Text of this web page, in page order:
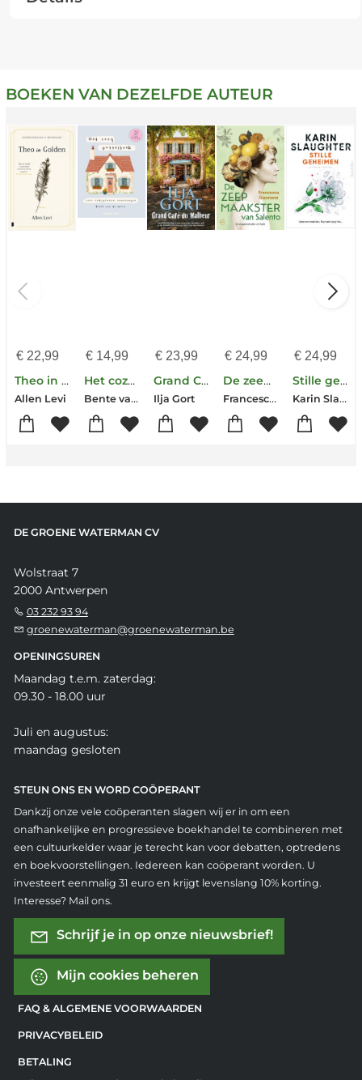
BOEKEN VAN DEZELFDE AUTEUR
€22,99
Theo in Golden
Allen Levi
€14,99
Het cozy puzzelboek voor ontspannen zomerdagen
Bente van de Wouw
€ 23,99
Grand Café du Malheur
Ilja Gort
€ 24,99
De zeepmaakster van Salento
Francesca Giannone
€ 24,99
Stille geheimen
Karin Slaughter
DE GROENE WATERMAN CV
Wolstraat 7
2000 Antwerpen
03 232 93 94
groenewaterman@groenewaterman.be
OPENINGSUREN
Maandag t.e.m. zaterdag:
09.30 - 18.00 uur
Juli en augustus:
maandag gesloten
STEUN ONS EN WORD COÖPERANT
Dankzij onze vele coöperanten slagen wij er in om een
onafhankelijke en progressieve boekhandel te combineren met
een cultuurkelder waar je terecht kan voor debatten, optredens
en boekvoorstellingen. Iedereen kan coöperant worden. U
investeert eenmalig 31 euro en krijgt levenslang 10% korting.
Interesse? Mail ons.
Schrijf je in op onze nieuwsbrief!
Mijn cookies beheren
FAQ & ALGEMENE VOORWAARDEN
PRIVACYBELEID
BETALING